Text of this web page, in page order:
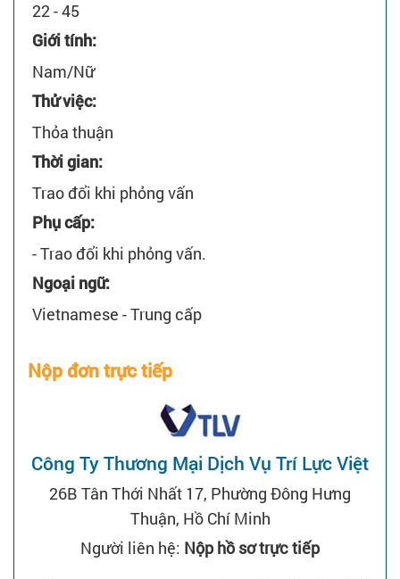
22 - 45
Giới tính:
Nam/Nữ
Thử việc:
Thỏa thuận
Thời gian:
Trao đổi khi phỏng vấn
Phụ cấp:
- Trao đổi khi phỏng vấn.
Ngoại ngữ:
Vietnamese - Trung cấp
Nộp đơn trực tiếp
Công Ty Thương Mại Dịch Vụ Trí Lực Việt
26B Tân Thới Nhất 17, Phường Đông Hưng
Thuận, Hồ Chí Minh
Người liên hệ: Nộp hồ sơ trực tiếp